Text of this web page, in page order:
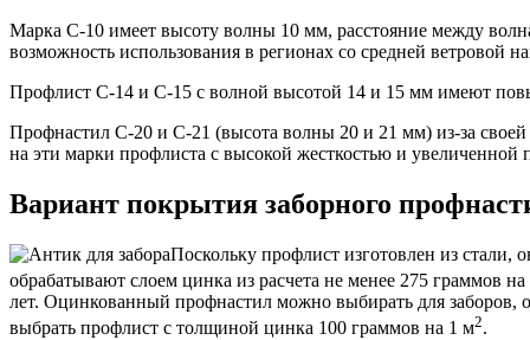
Марка С-10 имеет высоту волны 10 мм, расстояние между
возможность использования в регионах со средней ветровой
Профлист С-14 и С-15 с волной высотой 14 и 15 мм имеют
Профнастил С-20 и С-21 (высота волны 20 и 21 мм) из-за
на эти марки профлиста с высокой жесткостью и увеличенной
Вариант покрытия заборного
Поскольку профлист изготовлен из стали,
обрабатывают слоем цинка из расчета не менее 275 граммов
лет. Оцинкованный профнастил можно выбирать для заборов,
выбрать профлист с толщиной цинка 100 граммов на 1 м2.